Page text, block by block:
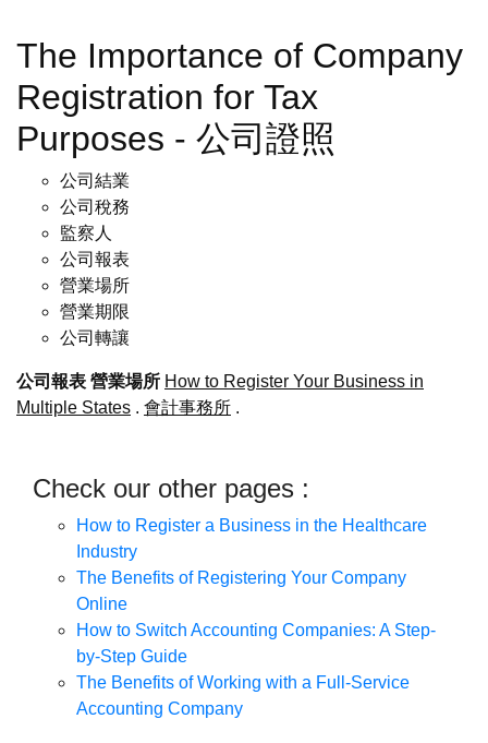
The Importance of Company
Registration for Tax
Purposes - 公司證照
公司結業
公司稅務
監察人
公司報表
營業場所
營業期限
公司轉讓
公司報表 營業場所 How to Register Your Business in
Multiple States . 會計事務所 .
Check our other pages :
How to Register a Business in the Healthcare
Industry
The Benefits of Registering Your Company
Online
How to Switch Accounting Companies: A Step-
by-Step Guide
The Benefits of Working with a Full-Service
Accounting Company